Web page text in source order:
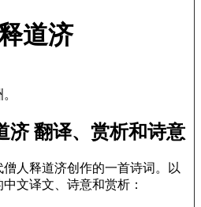
道济
济 翻译、赏析和诗意
僧人释道济创作的一首诗词。以
文译文、诗意和赏析：